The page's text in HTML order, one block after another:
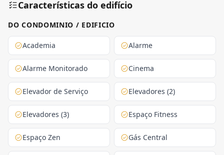
Características do edifício
DO CONDOMINIO / EDIFICIO
Academia Alarme
Alarme Monitorado Cinema
Elevador de Serviço Elevadores (2)
Elevadores (3) Espaço Fitness
Espaço Zen Gás Central